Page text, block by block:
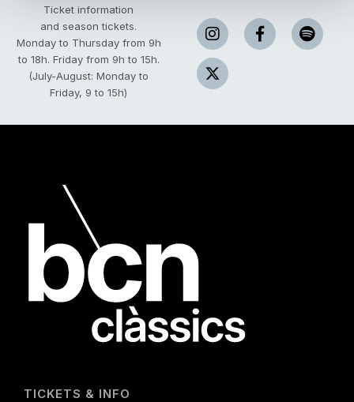
Ticket information
and season tickets.
Monday to Thursday from 9h
to 18h. Friday from 9h to 15h.
(July-August: Monday to
Friday, 9 to 15h)
TICKETS & INFO